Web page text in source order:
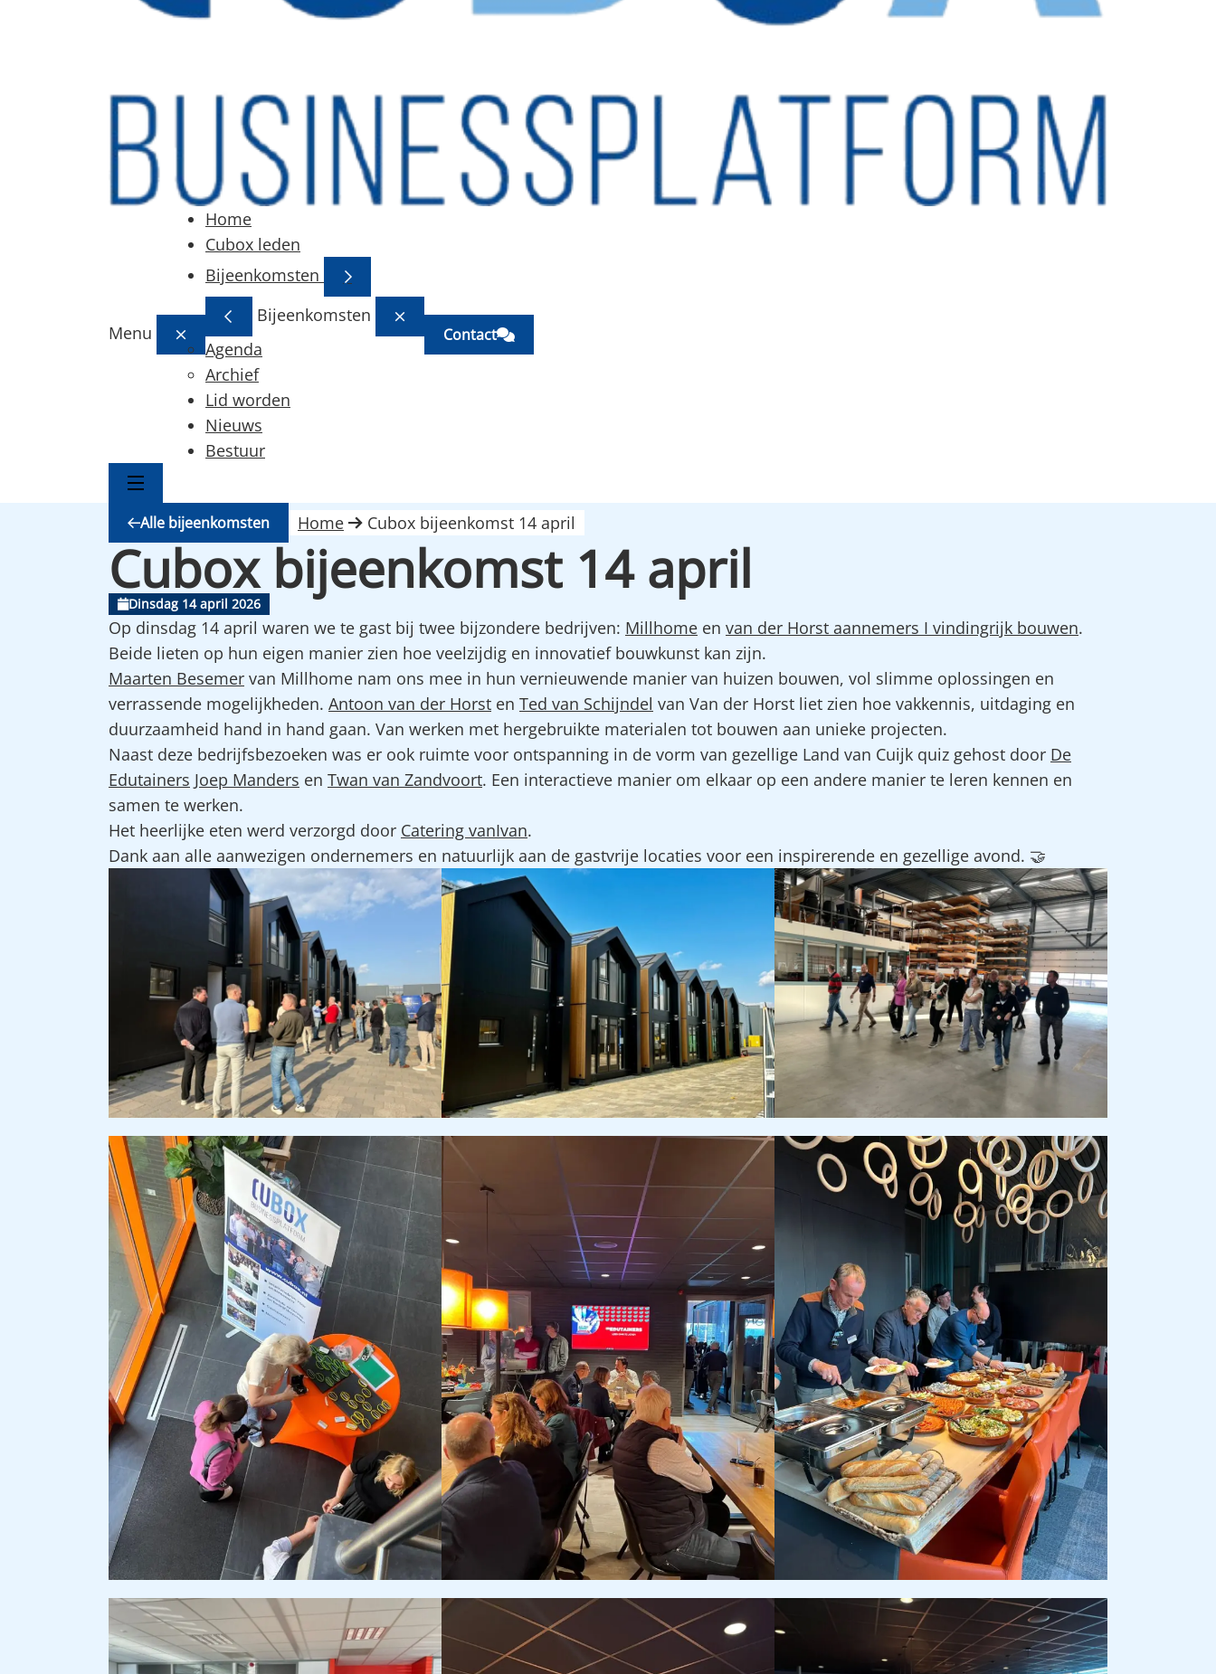
Menu
Home
Cubox leden
Bijeenkomsten
Bijeenkomsten
Agenda
Archief
Lid worden
Nieuws
Bestuur
Contact
Alle bijeenkomsten Home Cubox bijeenkomst 14 april
Cubox bijeenkomst 14 april
Dinsdag 14 april 2026
Op dinsdag 14 april waren we te gast bij twee bijzondere bedrijven: Millhome en van der Horst aannemers I vindingrijk bouwen.
Beide lieten op hun eigen manier zien hoe veelzijdig en innovatief bouwkunst kan zijn.
Maarten Besemer van Millhome nam ons mee in hun vernieuwende manier van huizen bouwen, vol slimme oplossingen en
verrassende mogelijkheden. Antoon van der Horst en Ted van Schijndel van Van der Horst liet zien hoe vakkennis, uitdaging en
duurzaamheid hand in hand gaan. Van werken met hergebruikte materialen tot bouwen aan unieke projecten.
Naast deze bedrijfsbezoeken was er ook ruimte voor ontspanning in de vorm van gezellige Land van Cuijk quiz gehost door De
Edutainers Joep Manders en Twan van Zandvoort. Een interactieve manier om elkaar op een andere manier te leren kennen en
samen te werken.
Het heerlijke eten werd verzorgd door Catering vanIvan.
Dank aan alle aanwezigen ondernemers en natuurlijk aan de gastvrije locaties voor een inspirerende en gezellige avond. 🤝